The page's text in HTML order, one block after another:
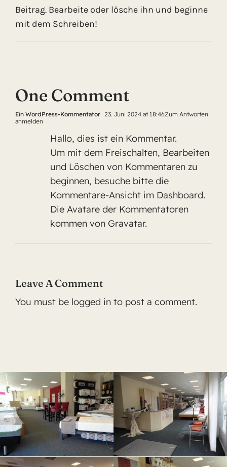
Beitrag. Bearbeite oder lösche ihn und beginne
mit dem Schreiben!
One Comment
Ein WordPress-Kommentator 23. Juni 2024 at 18:46Zum Antworten
anmelden
Hallo, dies ist ein Kommentar.
Um mit dem Freischalten, Bearbeiten
und Löschen von Kommentaren zu
beginnen, besuche bitte die
Kommentare-Ansicht im Dashboard.
Die Avatare der Kommentatoren
kommen von Gravatar.
Leave A Comment
You must be logged in to post a comment.